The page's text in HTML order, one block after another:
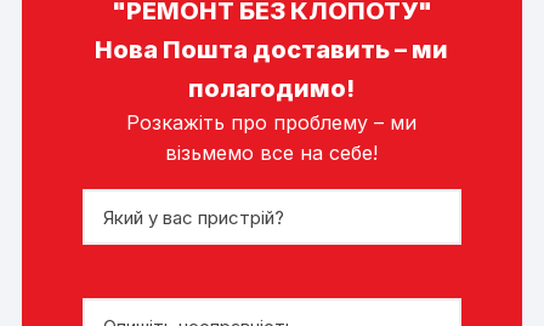
"РЕМОНТ БЕЗ КЛОПОТУ"
Нова Пошта доставить – ми
полагодимо!
Розкажіть про проблему – ми
візьмемо все на себе!